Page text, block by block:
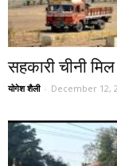
सहकारी चीनी
योगेश शैली - December 12,